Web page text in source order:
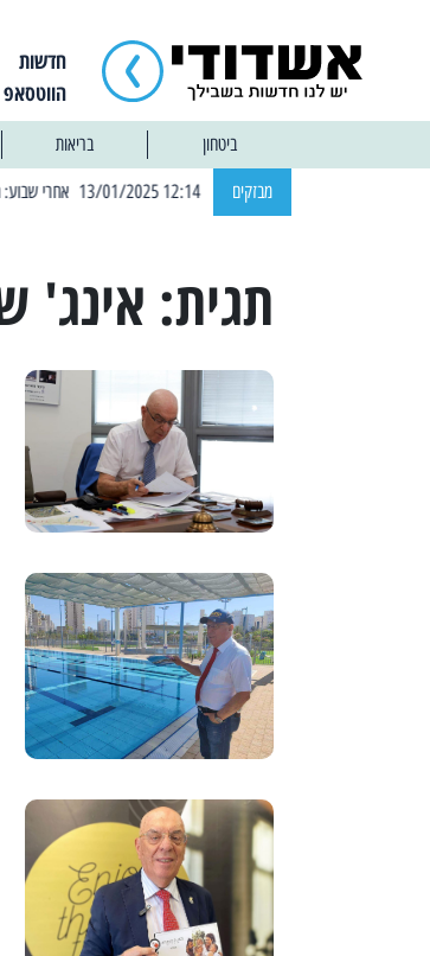
חדשות
ביטחון בריאות
מבזקים
| 12:14 13/01/2025 אחרי שבוע: הוסר איסור הרחצה בחופי אשדוד
תגית: אינג'